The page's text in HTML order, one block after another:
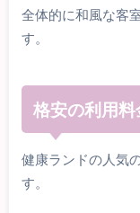
全体的に和風な客
す。
格安の利用料
健康ランドの人気
す。